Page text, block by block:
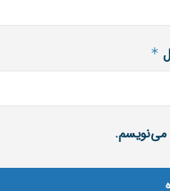
*
می‌نویسم.